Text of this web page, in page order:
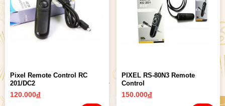
Pixel Remote Control RC
201/DC2
120.000đ
PIXEL RS-80N3 Remote
Control
150.000đ